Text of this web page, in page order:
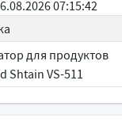
07:15:42
для продуктов
Shtain VS-511